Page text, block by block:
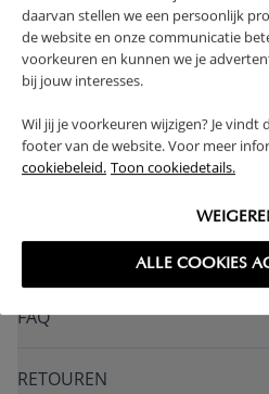
daarvan stellen we een persoonlijk
de website en onze communicatie
voorkeuren en kunnen we je
bij jouw interesses.
Wil jij je voorkeuren wijzigen? Je vindt
footer van de website. Voor meer
cookiebeleid. Toon cookiedetails.
ALLE COOKIES
IN HOOGTE VERSTELBAAR
WAARSCHUWING
PLUS- EN MINPUNTEN
FAQ
RETOUREN